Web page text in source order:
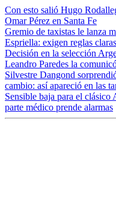
Con esto salió Hugo
Omar Pérez en Santa Fe
Gremio de taxistas le lanza
Espriella: exigen reglas
Decisión en la selección
Leandro Paredes la
Silvestre Dangond
cambio: así apareció en las
Sensible baja para el
parte médico prende alarmas